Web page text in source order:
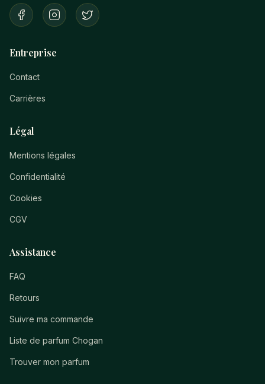
Entreprise
Contact
Carrières
Légal
Mentions légales
Confidentialité
Cookies
CGV
Assistance
FAQ
Retours
Suivre ma commande
Liste de parfum Chogan
Trouver mon parfum